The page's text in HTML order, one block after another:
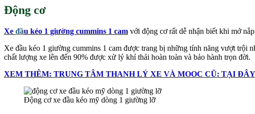
Động cơ
Xe đầu kéo 1 giường cummins 1 cam với động cơ rất dễ nhận biết khi mở
Xe đầu kéo 1 giường cummins 1 cam được trang bị những tính năng vượt
chất lượng xe lên đến 90% được xử lý khí thải hoàn toàn và bảo hành trọn đời.
XEM THÊM: TRUNG TÂM THANH LÝ XE VÀ MOOC CŨ: TẠI ĐÂY
Động cơ xe đầu kéo mỹ dòng 1 giường lỡ